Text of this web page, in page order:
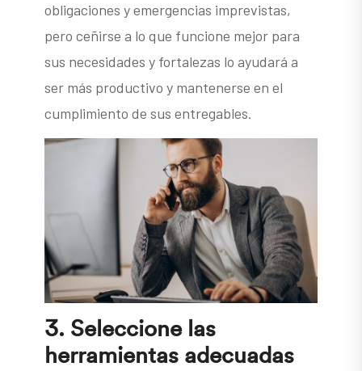
obligaciones y emergencias imprevistas,
pero ceñirse a lo que funcione mejor para
sus necesidades y fortalezas lo ayudará a
ser más productivo y mantenerse en el
cumplimiento de sus entregables.
3. Seleccione las
herramientas adecuadas